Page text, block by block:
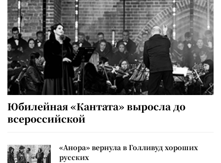
Юбилейная «Кантата» выросла до
всероссийской
«Анора» вернула в Голливуд хороших
русских